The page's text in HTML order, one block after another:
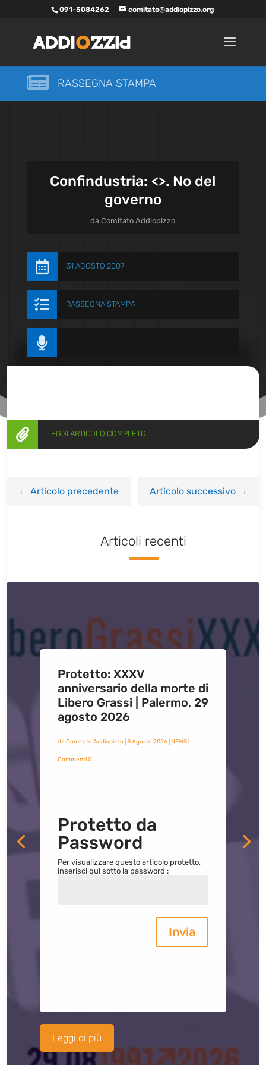
091-5084262 comitato@addiopizzo.org
 RASSEGNA STAMPA
Confindustria: <>. No del
governo
daComitato Addiopizzo
 31 AGOSTO 2007
 RASSEGNA STAMPA

 LEGGI ARTICOLO COMPLETO
←Articolo precedente Articolo successivo→
Articoli recenti
Protetto: XXXV
anniversario della morte di
Libero Grassi | Palermo, 29
agosto 2026
da Comitato Addiopizzo| 8 Agosto 2026| NEWS|
Commenti 0
Protetto da
Password
Per visualizzare questo articolo protetto,
inserisci qui sotto la password :
Invia
Leggi di più